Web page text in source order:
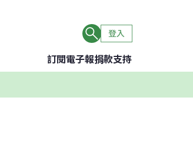
登入
訂閱電子報捐款支持